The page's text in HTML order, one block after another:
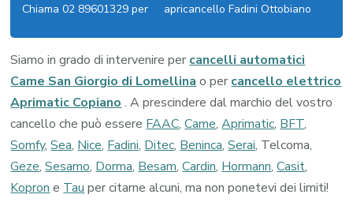
Chiama 02 89601329 per apricancello Fadini Ottobiano
Siamo in grado di intervenire per cancelli automatici
Came San Giorgio di Lomellina o per cancello elettrico
Aprimatic Copiano . A prescindere dal marchio del vostro
cancello che può essere FAAC,Came,Aprimatic, BFT,
Somfy,Sea, Nice, Fadini, Ditec, Beninca,Serai, Telcoma,
Geze,Sesamo, Dorma, Besam,Cardin, Hormann,Casit,
Kopron e Tau per citarne alcuni, ma non ponetevi dei limiti!